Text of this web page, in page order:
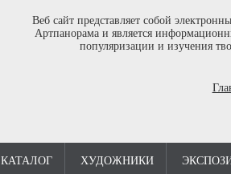
Веб сайт представляет собой
Артпанорама и является
популяризации и изучения
КАТАЛОГ ХУДОЖНИКИ